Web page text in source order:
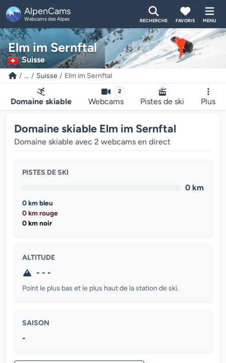
AlpenCams
Webcams des Alpes RECHERCHE FAVORIS MENU
Elm im Sernftal
Suisse
... Suisse Elm im Sernftal
Domaine skiable
2
Webcams Pistes de ski Plus
Domaine skiable Elm im Sernftal
Domaine skiable avec 2 webcams en direct
PISTES DE SKI
0 km
0 km bleu
0 km rouge
0 km noir
ALTITUDE
- - -
Point le plus bas et le plus haut de la station de ski.
SAISON
-